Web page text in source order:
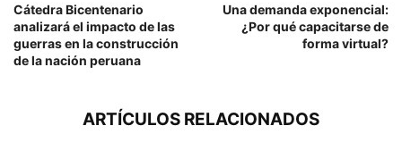
Cátedra Bicentenario
analizará el impacto de las
guerras en la construcción
de la nación peruana
Una demanda exponencial:
¿Por qué capacitarse de
forma virtual?
ARTÍCULOS RELACIONADOS